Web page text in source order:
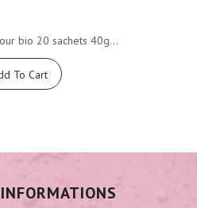
bio 20 sachets 40g...
To Cart